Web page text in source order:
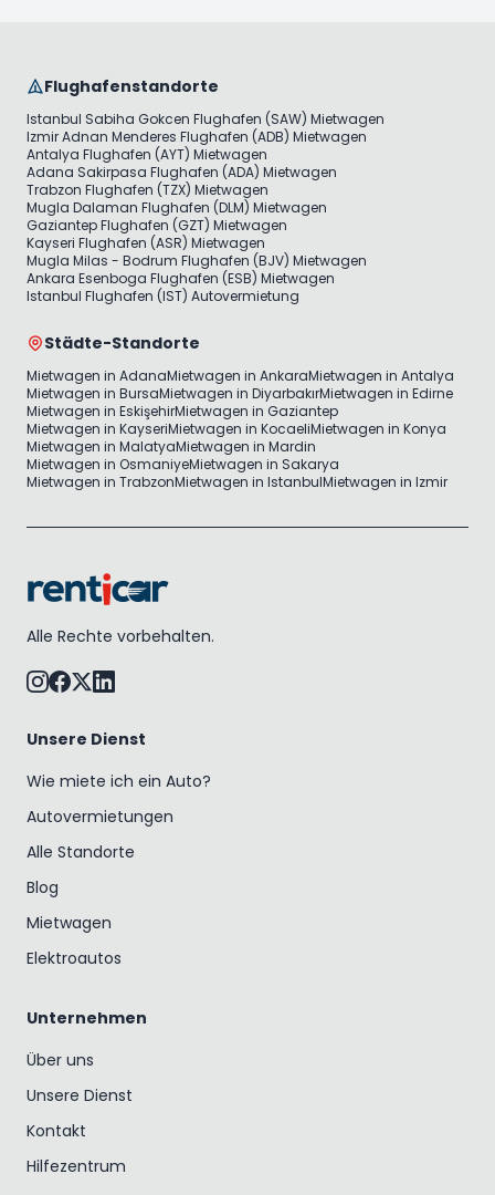
Flughafenstandorte
Istanbul Sabiha Gokcen Flughafen (SAW) Mietwagen
Izmir Adnan Menderes Flughafen (ADB) Mietwagen
Antalya Flughafen (AYT) Mietwagen
Adana Sakirpasa Flughafen (ADA) Mietwagen
Trabzon Flughafen (TZX) Mietwagen
Mugla Dalaman Flughafen (DLM) Mietwagen
Gaziantep Flughafen (GZT) Mietwagen
Kayseri Flughafen (ASR) Mietwagen
Mugla Milas - Bodrum Flughafen (BJV) Mietwagen
Ankara Esenboga Flughafen (ESB) Mietwagen
Istanbul Flughafen (IST) Autovermietung
Städte-Standorte
Mietwagen in AdanaMietwagen in AnkaraMietwagen in Antalya
Mietwagen in BursaMietwagen in DiyarbakırMietwagen in Edirne
Mietwagen in EskişehirMietwagen in Gaziantep
Mietwagen in KayseriMietwagen in KocaeliMietwagen in Konya
Mietwagen in MalatyaMietwagen in Mardin
Mietwagen in OsmaniyeMietwagen in Sakarya
Mietwagen in TrabzonMietwagen in IstanbulMietwagen in Izmir
Alle Rechte vorbehalten.
Unsere Dienst
Wie miete ich ein Auto?
Autovermietungen
Alle Standorte
Blog
Mietwagen
Elektroautos
Unternehmen
Über uns
Unsere Dienst
Kontakt
Hilfezentrum